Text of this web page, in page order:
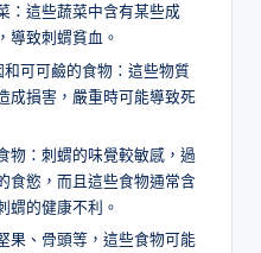
：這些蔬菜中含有某些成
導致刺蝟貧血。
可可鹼的食物：這些物質
成損害，嚴重時可能導致死
物：刺蝟的味覺較敏感，過
食慾，而且這些食物通常含
蝟的健康不利。
果、骨頭等，這些食物可能